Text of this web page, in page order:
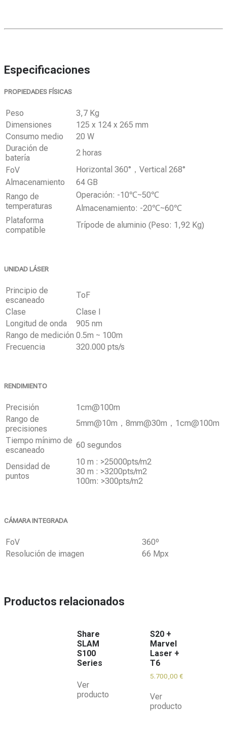
Especificaciones
PROPIEDADES FÍSICAS
Peso
3,7 Kg
Dimensiones
125 x 124 x 265 mm
Consumo medio
20 W
Duración de
batería
2 horas
FoV
Horizontal 360°，Vertical 268°
Almacenamiento
64 GB
Rango de
temperaturas
Operación: -10℃~50℃
Almacenamiento: -20℃~60℃
Plataforma
compatible
Trípode de aluminio (Peso: 1,92 Kg)
UNIDAD LÁSER
Principio de
escaneado
ToF
Clase
Clase I
Longitud de onda
905 nm
Rango de medición 0.5m ~ 100m
Frecuencia
320.000 pts/s
RENDIMIENTO
Precisión
1cm@100m
Rango de
precisiones
5mm@10m，8mm@30m，1cm@100m
Tiempo mínimo de
escaneado
60 segundos
Densidad de
puntos
10 m : >25000pts/m2
30 m : >3200pts/m2
100m: >300pts/m2
CÁMARA INTEGRADA
FoV
360º
Resolución de imagen
66 Mpx
Productos relacionados
Share
SLAM
S100
Series
Ver
producto
S20 +
Marvel
Laser +
T6
5.700,00 €
Ver
producto